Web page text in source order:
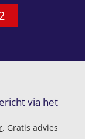
via het
. Gratis advies